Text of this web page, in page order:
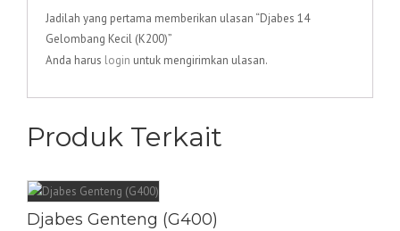
Jadilah yang pertama memberikan ulasan “Djabes 14
Gelombang Kecil (K200)”
Anda harus login untuk mengirimkan ulasan.
Produk Terkait
Djabes Genteng (G400)